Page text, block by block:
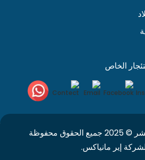
الخاص
حقوق الطبع والنشر © 2025 جميع الحقوق محفوظة
إير مانياكس.